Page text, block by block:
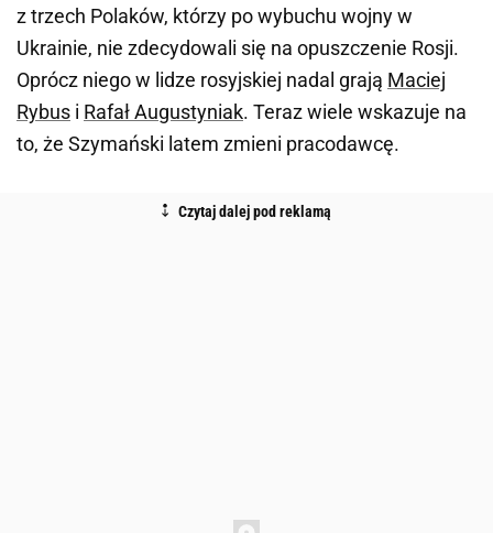
z trzech Polaków, którzy po wybuchu wojny w
Ukrainie, nie zdecydowali się na opuszczenie Rosji.
Oprócz niego w lidze rosyjskiej nadal grają Maciej
Rybus i Rafał Augustyniak. Teraz wiele wskazuje na
to, że Szymański latem zmieni pracodawcę.